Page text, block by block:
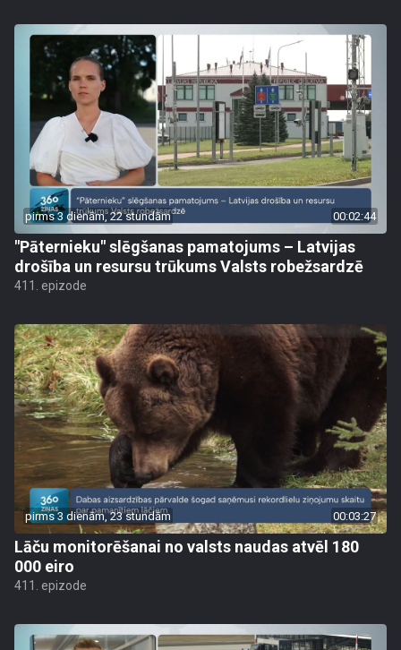
pirms 3 dienām, 22 stundām 00:02:44
"Pāternieku" slēgšanas pamatojums – Latvijas
drošība un resursu trūkums Valsts robežsardzē
411. epizode
pirms 3 dienām, 23 stundām 00:03:27
Lāču monitorēšanai no valsts naudas atvēl 180
000 eiro
411. epizode